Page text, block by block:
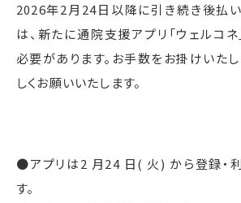
2026年2 月 24日以降に引き続き後払
は、新たに通院支援アプリ「ウェルコ
必要があります。お手数をお掛けいた
しくお願いいたします。
●アプリは2 月24 日( 火) から登録・
す。